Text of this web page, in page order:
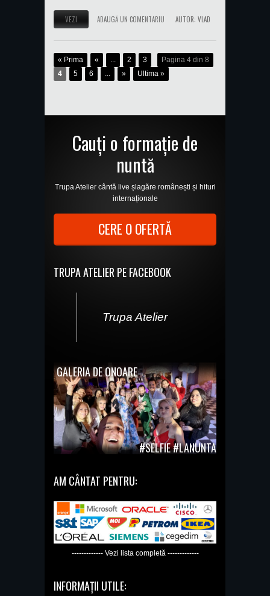
VEZI ADAUGĂ UN COMENTARIU AUTOR: VLAD
Pagina 4 din 8
« Prima « ... 2
3
4
5 6 ... » Ultima »
Cauți o formație de
nuntă
Trupa Atelier cântă live șlagăre românești și hituri
internaționale
CERE O OFERTĂ
TRUPA ATELIER PE FACEBOOK
Trupa Atelier
GALERIA DE ONOARE
#SELFIE #LANUNTA
AM CÂNTAT PENTRU:
------------- Vezi lista completă -------------
INFORMAȚII UTILE: